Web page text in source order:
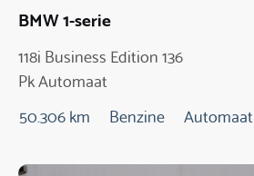
BMW 1-serie
118i Business Edition 136
Pk Automaat
50.306 km Benzine Automaat